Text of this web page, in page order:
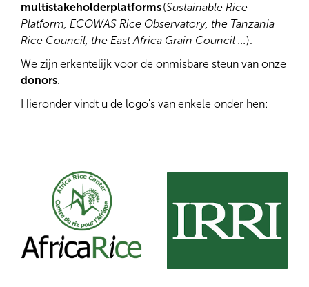
multistakeholderplatforms(Sustainable Rice
Platform, ECOWAS Rice Observatory, the Tanzania
Rice Council, the East Africa Grain Council ...).
We zijn erkentelijk voor de onmisbare steun van onze
donors.
Hieronder vindt u de logo's van enkele onder hen: